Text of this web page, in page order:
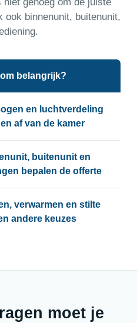
ook binnenunit, buitenunit,
belangrijk?
en luchtverdeling
af van de kamer
buitenunit en
bepalen de offerte
verwarmen en stilte
andere keuzes
moet je